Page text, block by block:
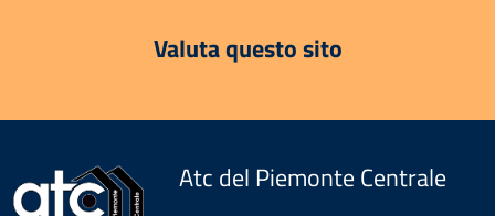
Valuta questo sito
Atc del Piemonte Centrale